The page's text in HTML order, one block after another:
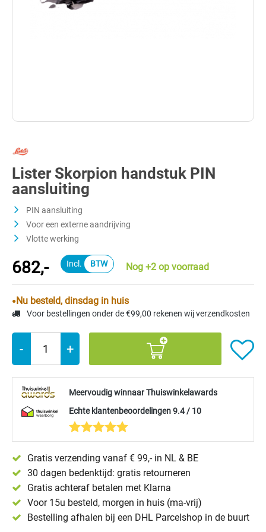
Lister Skorpion handstuk PIN
aansluiting
PIN aansluiting
Voor een externe aandrijving
Vlotte werking
682,- Nog +2 op voorraad
Nu besteld, dinsdag in huis
Voor bestellingen onder de €99,00 rekenen wij verzendkosten
- +
Meervoudig winnaar Thuiswinkelawards
Echte klantenbeoordelingen 9.4 / 10
Gratis verzending vanaf € 99,- in NL & BE
30 dagen bedenktijd: gratis retourneren
Gratis achteraf betalen met Klarna
Voor 15u besteld, morgen in huis (ma-vrij)
Bestelling afhalen bij een DHL Parcelshop in de buurt